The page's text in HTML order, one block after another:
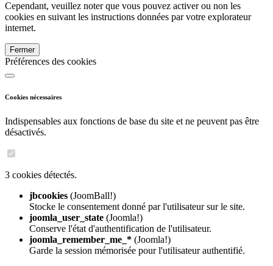
Cependant, veuillez noter que vous pouvez activer ou non les
cookies en suivant les instructions données par votre explorateur
internet.
Fermer
Préférences des cookies
Cookies nécessaires
Indispensables aux fonctions de base du site et ne peuvent pas être
désactivés.
3 cookies détectés.
jbcookies (JoomBall!)
Stocke le consentement donné par l'utilisateur sur le site.
joomla_user_state (Joomla!)
Conserve l'état d'authentification de l'utilisateur.
joomla_remember_me_* (Joomla!)
Garde la session mémorisée pour l'utilisateur authentifié.